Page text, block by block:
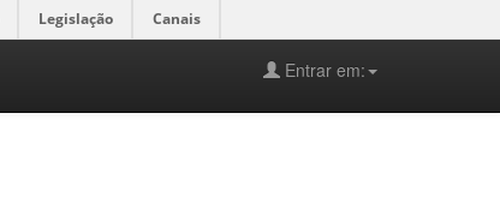
Legislação Canais
Entrar em: